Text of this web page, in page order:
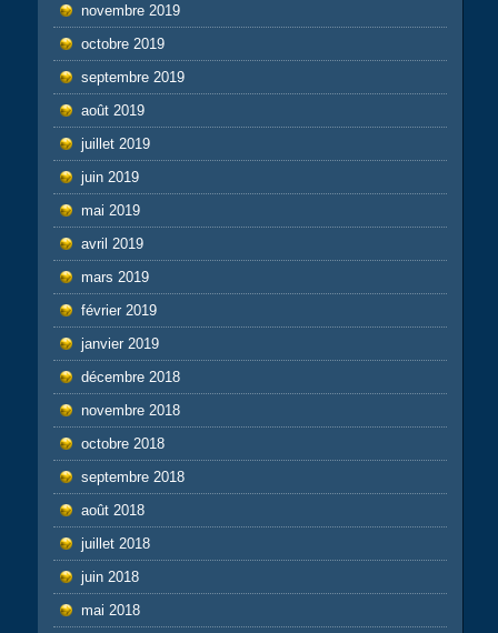
novembre 2019
octobre 2019
septembre 2019
août 2019
juillet 2019
juin 2019
mai 2019
avril 2019
mars 2019
février 2019
janvier 2019
décembre 2018
novembre 2018
octobre 2018
septembre 2018
août 2018
juillet 2018
juin 2018
mai 2018